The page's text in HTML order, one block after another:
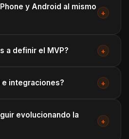
y Android al mismo
+
a definir el MVP? +
integraciones? +
evolucionando la
+